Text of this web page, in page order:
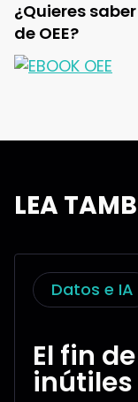
¿Quieres
de OEE?
LEA
Datos e IA
El fin
inútiles